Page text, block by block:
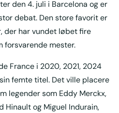
den 4. juli i Barcelona og er
debat. Den store favorit er
der har vundet løbet fire
forsvarende mester.
France i 2020, 2021, 2024
femte titel. Det ville placere
legender som Eddy Merckx,
Hinault og Miguel Indurain,